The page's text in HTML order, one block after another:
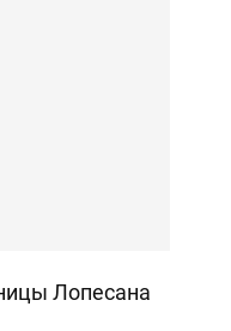
Лопесана